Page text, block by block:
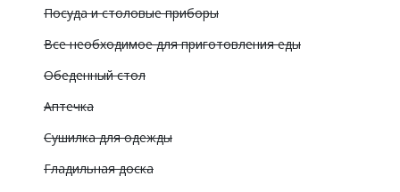
Посуда и столовые приборы
Все необходимое для приготовления еды
Обеденный стол
Аптечка
Сушилка для одежды
Гладильная доска